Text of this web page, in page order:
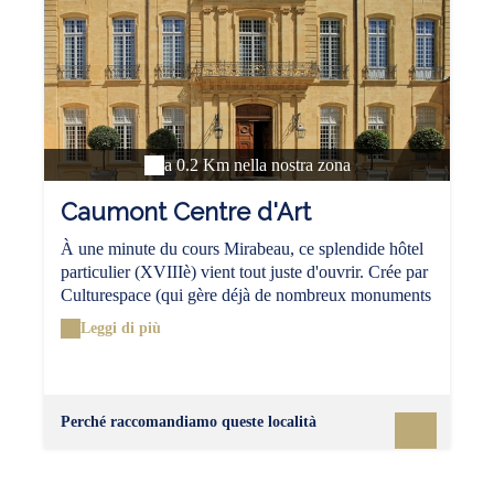
relaxante, antiseptique ou tout simplement odorante, à
découvrir en toute saison.
a 0.2 Km nella nostra zona
Caumont Centre d'Art
À une minute du cours Mirabeau, ce splendide hôtel
particulier (XVIIIè) vient tout juste d'ouvrir. Crée par
Culturespace (qui gère déjà de nombreux monuments
français, tels le théâtre antique d'Orange, les arènes
de Nîmes, la villa Ephrussi de Rothshild...), le
la qualité de sa programmation et aux technologies
interactives utilisées pour la scénographie. Chaque
Leggi di più
Perché raccomandiamo queste località